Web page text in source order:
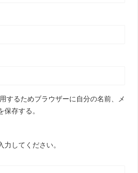
するためブラウザーに自分の名前、メ
存する。
力してください。